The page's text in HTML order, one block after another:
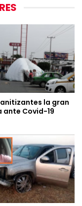
la gran
ante Covid-19